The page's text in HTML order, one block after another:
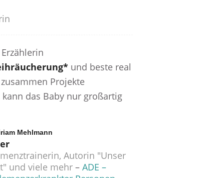
und beste real
Projekte
das Baby nur großartig
Mehlmann
Autorin "Unser
und viele mehr – ADE –